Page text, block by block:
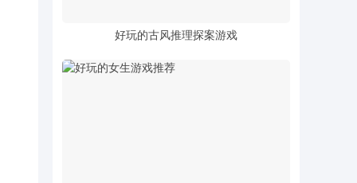
好玩的古风推理探案游戏